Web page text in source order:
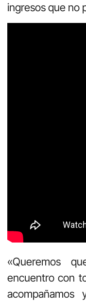
ingresos que no
«Queremos
encuentro con